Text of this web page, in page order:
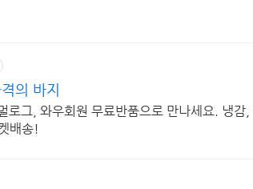
의 바지
로그, 와우회원 무료반품으로 만나세요. 냉감
배송!